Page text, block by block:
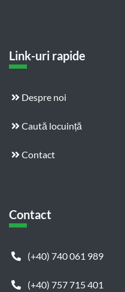
Link-uri rapide
Despre noi
Caută locuință
Contact
Contact
(+40) 740 061 989
(+40) 757 715 401